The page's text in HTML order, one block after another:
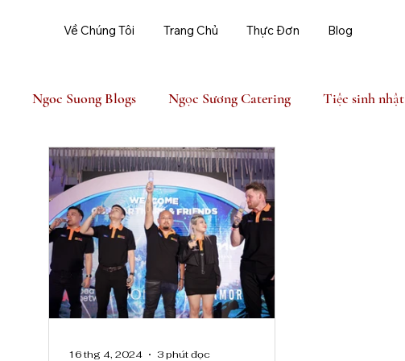
Về Chúng Tôi Trang Chủ Thực Đơn Blog
Ngoc Suong Blogs Ngọc Sương Catering Tiệc sinh nhật
Ngoc Suong Event
16 thg 4, 2024 3 phút đọc